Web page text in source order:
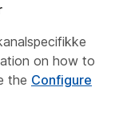
on how to
the Configure